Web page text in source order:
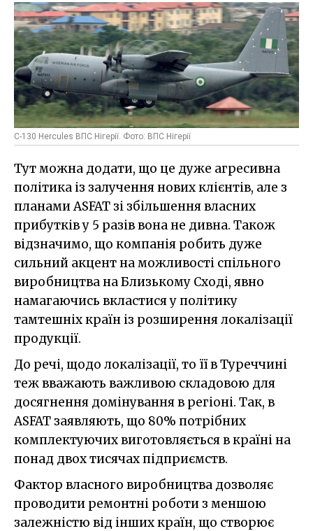
C-130 Hercules ВПС Нігерії. Фото: ВПС Нігерії
Тут можна додати, що це дуже агресивна
політика із залучення нових клієнтів, але з
планами ASFAT зі збільшення власних
прибутків у 5 разів вона не дивна. Також
відзначимо, що компанія робить дуже
сильний акцент на можливості спільного
виробництва на Близькому Сході, явно
намагаючись вкластися у політику
тамтешніх країн із розширення локалізації
продукції.
До речі, щодо локалізації, то її в Туреччині
теж вважають важливою складовою для
досягнення домінування в регіоні. Так, в
ASFAT заявляють, що 80% потрібних
комплектуючих виготовляється в країні на
понад двох тисячах підприємств.
Фактор власного виробництва дозволяє
проводити ремонтні роботи з меншою
залежністю від інших країн, що створює